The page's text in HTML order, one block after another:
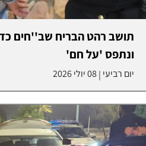
תושב רהט הבריח שב''חים
ונתפס 'על חם'
יום רביעי |08 יולי 2026